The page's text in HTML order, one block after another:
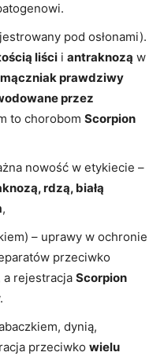
pod osłonami).
liści i antraknozą w
mączniak prawdziwy
przez
to chorobom Scorpion
nowość w etykiecie –
rdzą, białą
,
– uprawy w ochronie
przeciwko
rejestracja Scorpion
dynią,
przeciwko wielu